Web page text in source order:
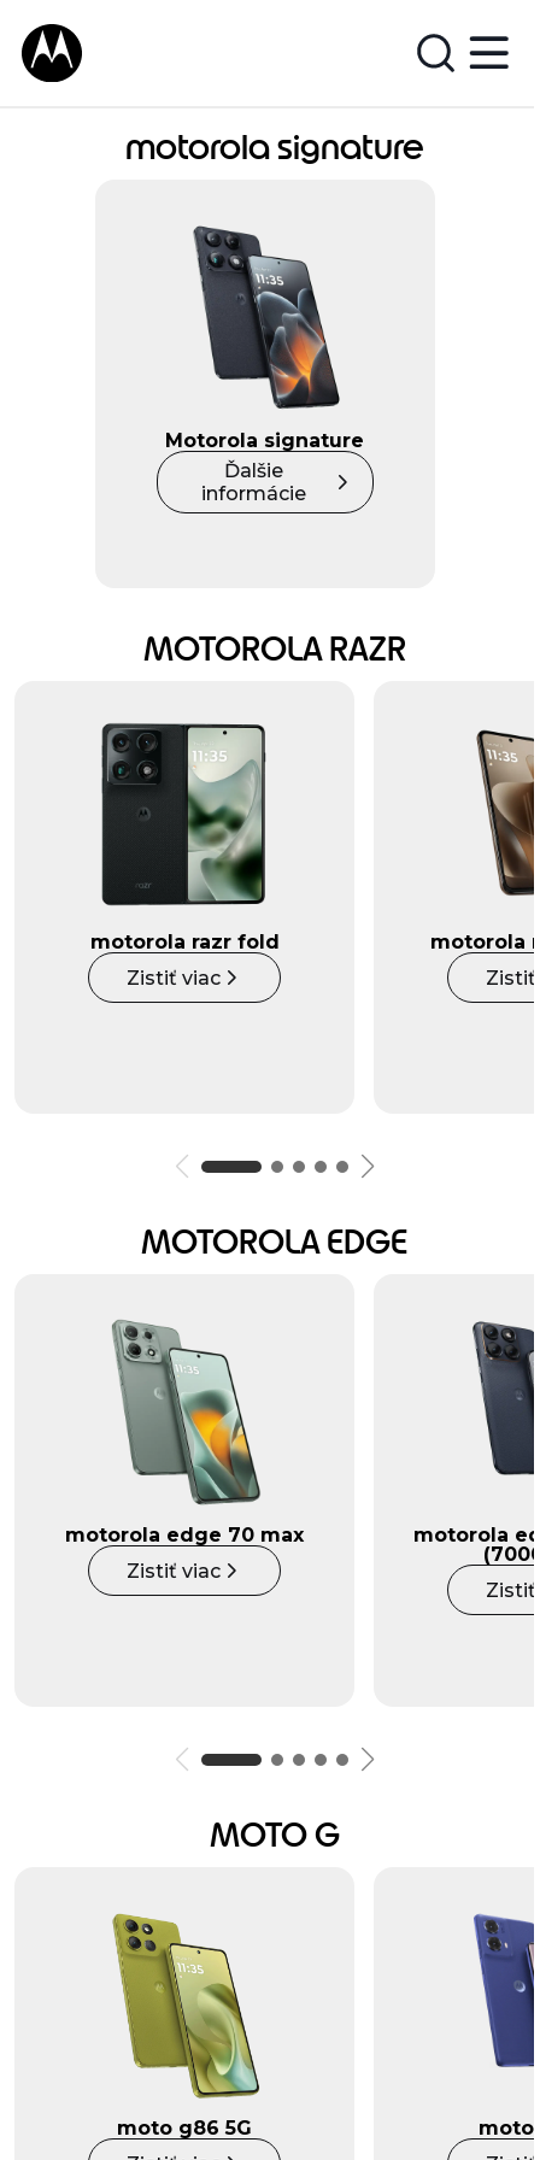
motorola signature
Motorola signature
Ďalšie
informácie
MOTOROLA RAZR
motorola razr fold
Zistiť viac
motorola
Zistiť
MOTOROLA EDGE
motorola edge 70 max
Zistiť viac
motorola
Zistiť
MOTO G
moto g86 5G
moto